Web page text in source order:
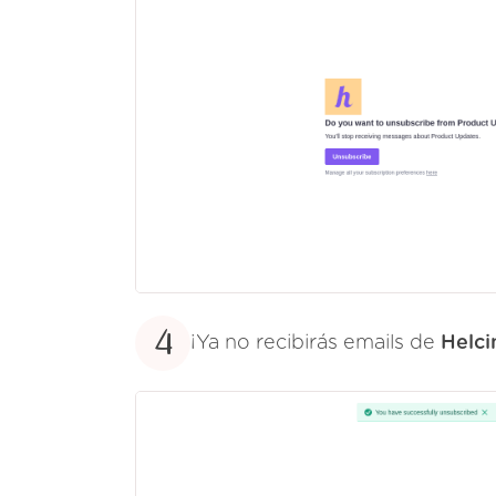
4 ¡Ya no recibirás emails de